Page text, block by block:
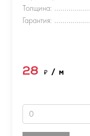
Толщина:
Гарантия:
28 ₽ / м